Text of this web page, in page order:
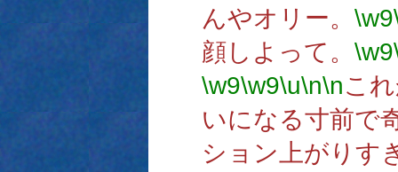
んやオリー。 \w9
顔しよって。 \w9
\w9\w9\u\n\nこ
いになる寸前で
ション上がりす